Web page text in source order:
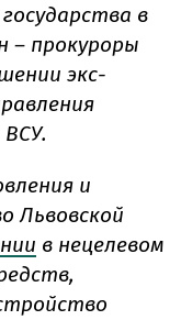
в
– прокуроры
экс-
и
Львовской
в нецелевом